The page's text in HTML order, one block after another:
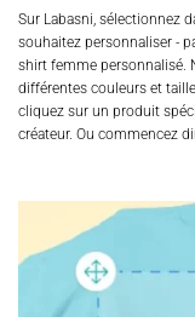
Sur Labasni, sélectionnez
souhaitez personnaliser -
shirt femme personnalisé.
différentes couleurs et
cliquez sur un produit
créateur. Ou commencez